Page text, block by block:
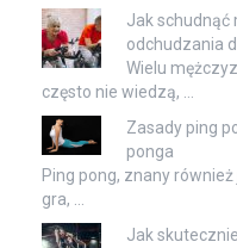
Jak schudnąć
odchudzania
Wielu
często nie wiedzą, …
Zasady ping
ponga
Ping pong, znany
gra, …
Jak